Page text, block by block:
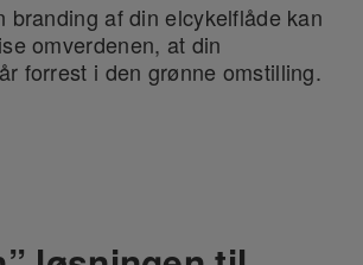
branding af din elcykelflåde kan
omverdenen, at din
forrest i den grønne omstilling.